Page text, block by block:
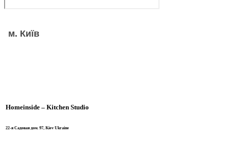
м. Київ
Homeinside – Kitchen Studio
22-я Садовая дом. 97, Kiev Ukraine